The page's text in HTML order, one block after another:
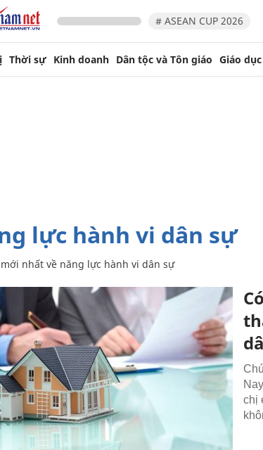
# ASEAN CUP 2026
Thời sự Kinh doanh Dân tộc và Tôn giáo Giáo dục
lực hành vi dân sự
mới nhất về năng lực hành vi dân sự
chị